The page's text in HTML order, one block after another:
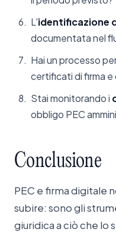
L'identificazione
documentata nel
Hai un processo
certificati di firma e
Stai monitorando i
obbligo PEC
Conclusione
PEC e firma digitale
subire: sono gli
giuridica a ciò che lo